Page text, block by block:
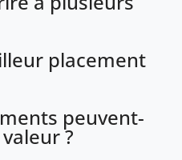
placement
peuvent-
?